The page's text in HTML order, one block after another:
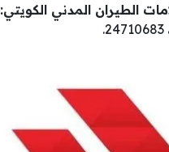
الطيران المدني الكويتي: